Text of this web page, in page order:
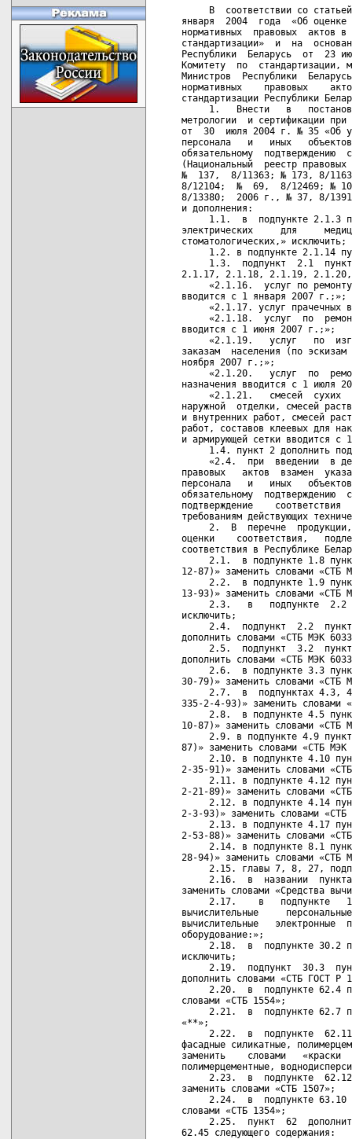
В  соответствии со
января  2004  года  «Об оценке
нормативных  правовых  актов
стандартизации»  и  на
Республики  Беларусь  от  23
Комитету  по  стандартизации,
Министров  Республики
нормативных    правовых
стандартизации Республики
1.   Внести   в
метрологии  и сертификации при
от  30  июля 2004 г. № 35 «Об
персонала   и   иных
обязательному  подтверждению
(Национальный  реестр
№  137,  8/11363; № 173, 8/
8/12104;  №  69,  8/12469; №
8/13380;  2006 г., № 37, 8/
и дополнения:
1.1.  в  подпункте 2.1.3
электрических     для
стоматологических,» исключить;
1.2. в подпункте 2.1.14
1.3.  подпункт  2.1
2.1.17, 2.1.18, 2.1.19, 2.1.20,
«2.1.16.  услуг по
вводится с 1 января 2007 г.;»;
«2.1.17. услуг прачечных
«2.1.18.  услуг  по
вводится с 1 июня 2007 г.;»;
«2.1.19.   услуг   по
заказам  населения (по
ноября 2007 г.;»;
«2.1.20.   услуг  по
назначения вводится с 1 июля
«2.1.21.   смесей  сухих
наружной  отделки, смесей
и внутренних работ, смесей
работ, составов клеевых для
и армирующей сетки вводится
1.4. пункт 2 дополнить
«2.4.  при  введении  в
правовых   актов  взамен
персонала   и   иных
обязательному  подтверждению
подтверждение
требованиям действующих
2.  В  перечне
оценки    соответствия,
соответствия в Республике
2.1.  в подпункте 1.8
12-87)» заменить словами «СТБ
2.2.  в подпункте 1.9
13-93)» заменить словами «СТБ
2.3.   в   подпункте
исключить;
2.4.  подпункт  2.2
дополнить словами «СТБ МЭК
2.5.  подпункт  3.2
дополнить словами «СТБ МЭК
2.6.  в подпункте 3.3
30-79)» заменить словами «СТБ
2.7.  в  подпунктах 4.3,
335-2-4-93)» заменить словами
2.8.  в подпункте 4.5
10-87)» заменить словами «СТБ
2.9. в подпункте 4.9
87)» заменить словами «СТБ
2.10. в подпункте 4.10
2-35-91)» заменить словами
2.11. в подпункте 4.12
2-21-89)» заменить словами
2.12. в подпункте 4.14
2-3-93)» заменить словами
2.13. в подпункте 4.17
2-53-88)» заменить словами
2.14. в подпункте 8.1
28-94)» заменить словами «СТБ
2.15. главы 7, 8, 27,
2.16.  в  названии
заменить словами «Средства
2.17.    в   подпункте
вычислительные
вычислительные
оборудование:»;
2.18.  в  подпункте 30.2
исключить;
2.19.  подпункт  30.3
дополнить словами «СТБ ГОСТ
2.20.  в  подпункте 62.4
словами «СТБ 1554»;
2.21.  в  подпункте 62.7
«**»;
2.22.  в  подпункте
фасадные силикатные,
заменить    словами
полимерцементные,
2.23.  в  подпункте
заменить словами «СТБ 1507»;
2.24.  в  подпункте
словами «СТБ 1354»;
2.25.  пункт  62
62.45 следующего содержания: